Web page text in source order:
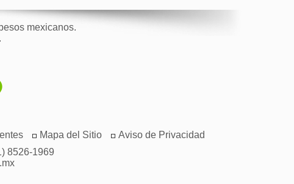
mexicanos.
Mapa del Sitio
Aviso de Privacidad
8526-1969